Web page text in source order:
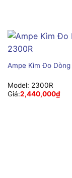
Ampe Kìm Đo
Model: 2300R
Giá:2,440,000₫